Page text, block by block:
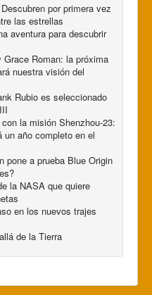
por primera vez
las estrellas
aventura para descubrir
Roman: la próxima
nuestra visión del
Rubio es seleccionado
la misión Shenzhou-23:
un año completo en el
pone a prueba Blue Origin
la NASA que quiere
en los nuevos trajes
de la Tierra